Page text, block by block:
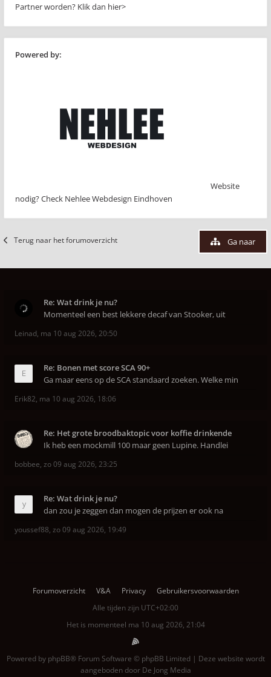
Partner worden? Klik dan hier>
Powered by:
Website
nodig? Check Nehlee Webdesign Eindhoven
Terug naar het forumoverzicht Ga naar
Re: Wat drink je nu?
Momenteel een best lekkere decaf van Stooker, uit
Leinad, ma 10 aug 2026, 20:50
Re: Bonen met score SCA 90+
Ga maar eens op de SCA standaard zoeken. Welke min
Erik82, ma 10 aug 2026, 18:06
Re: Het grote broodbaktopic voor koffie drinkende
Ik heb een mockmill 100 maar geen Lupine. Handlei
bobbee, zo 09 aug 2026, 23:25
Re: Wat drink je nu?
dan zou je zeggen dan mogen de prijzen er ook na
youssef88, zo 09 aug 2026, 19:49
Forumoverzicht V&A Privacy
Gebruikersvoorwaarden
Alle tijden zijn UTC+02:00
Het is momenteel ma 10 aug 2026, 21:04
Powered by phpBB® Forum Software © phpBB Limited | Deze website wordt
aangeboden door De Jong Media